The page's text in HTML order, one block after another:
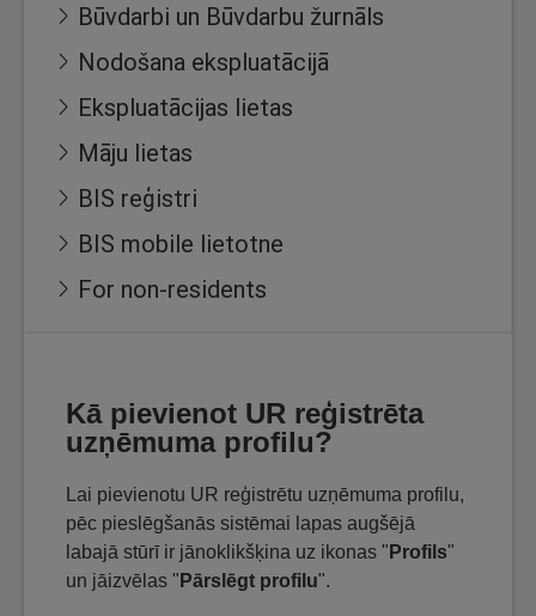
Būvdarbi un Būvdarbu žurnāls
Nodošana ekspluatācijā
Ekspluatācijas lietas
Māju lietas
BIS reģistri
BIS mobile lietotne
For non-residents
Kā pievienot UR reģistrēta
uzņēmuma profilu?
Lai pievienotu UR reģistrētu uzņēmuma profilu,
pēc pieslēgšanās sistēmai lapas augšējā
labajā stūrī ir jānoklikšķina uz ikonas " Profils"
un jāizvēlas " Pārslēgt profilu".